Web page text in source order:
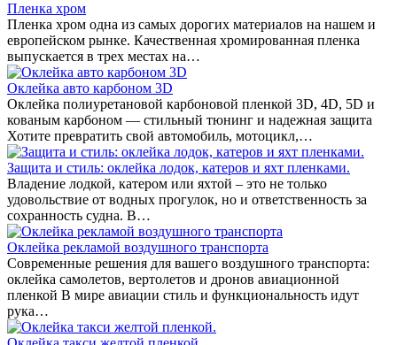
Пленка хром
Пленка хром одна из самых дорогих материалов на нашем и
европейском рынке. Качественная хромированная пленка
выпускается в трех местах на…
Оклейка авто карбоном 3D
Оклейка полиуретановой карбоновой пленкой 3D, 4D, 5D и
кованым карбоном — стильный тюнинг и надежная защита
Хотите превратить свой автомобиль, мотоцикл,…
Защита и стиль: оклейка лодок, катеров и яхт пленками.
Владение лодкой, катером или яхтой – это не только
удовольствие от водных прогулок, но и ответственность за
сохранность судна. В…
Оклейка рекламой воздушного транспорта
Современные решения для вашего воздушного транспорта:
оклейка самолетов, вертолетов и дронов авиационной
пленкой В мире авиации стиль и функциональность идут
рука…